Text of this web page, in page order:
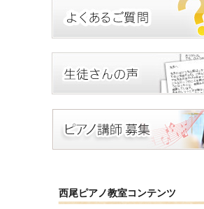
西尾ピアノ教室コンテンツ